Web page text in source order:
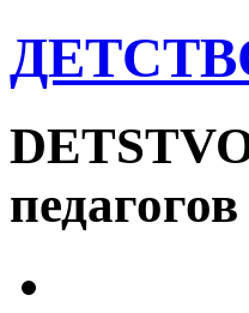
педагогов